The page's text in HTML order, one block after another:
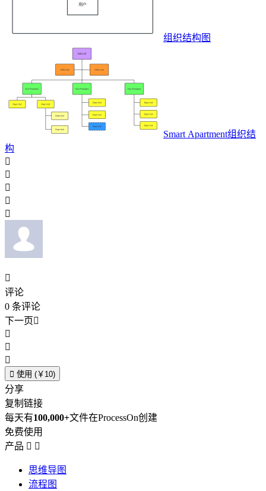
组织结构图
Smart Apartment组织结
构






评论
0 条评论
下一页



 使用 (￥10)
分享
复制链接
每天有100,000+文件在ProcessOn创建
免费使用
产品  
思维导图
流程图